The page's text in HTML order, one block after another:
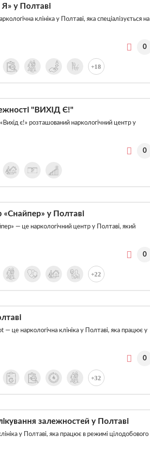
Я» у Полтаві
клініка у Полтаві, яка спеціалізується на
0
+18
"ВИХІД Є!"
є!» розташований наркологічний центр у
0
«Снайпер» у Полтаві
— це наркологічний центр у Полтаві, який
0
+22
— це наркологічна клініка у Полтаві, яка працює у
0
+32
залежностей у Полтаві
у Полтаві, яка працює в режимі цілодобового